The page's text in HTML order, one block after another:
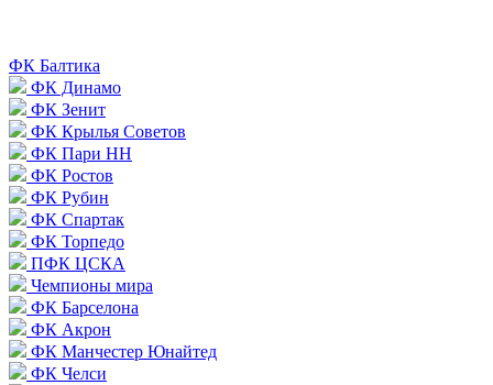
ФК Балтика
ФК Динамо
ФК Зенит
ФК Крылья Советов
ФК Пари НН
ФК Ростов
ФК Рубин
ФК Спартак
ФК Торпедо
ПФК ЦСКА
Чемпионы мира
ФК Барселона
ФК Акрон
ФК Манчестер Юнайтед
ФК Челси